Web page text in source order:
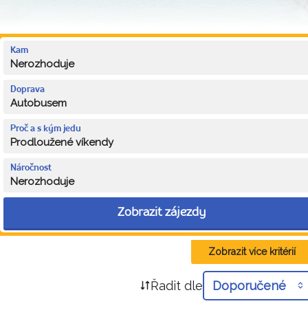
Kam
Nerozhoduje
Doprava
Autobusem
Proč a s kým jedu
Prodloužené víkendy
Náročnost
Nerozhoduje
Zobrazit zájezdy
Zobrazit více kritérií
Řadit dle Doporučené